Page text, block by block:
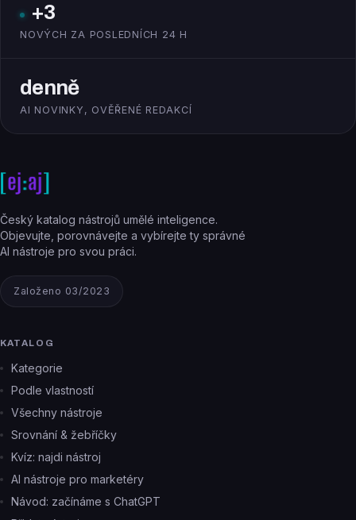
+3
NOVÝCH ZA POSLEDNÍCH 24 H
denně
AI NOVINKY, OVĚŘENÉ REDAKCÍ
Český katalog nástrojů umělé inteligence.
Objevujte, porovnávejte a vybírejte ty správné
AI nástroje pro svou práci.
Založeno 03/2023
KATALOG
Kategorie
Podle vlastností
Všechny nástroje
Srovnání & žebříčky
Kvíz: najdi nástroj
AI nástroje pro marketéry
Návod: začínáme s ChatGPT